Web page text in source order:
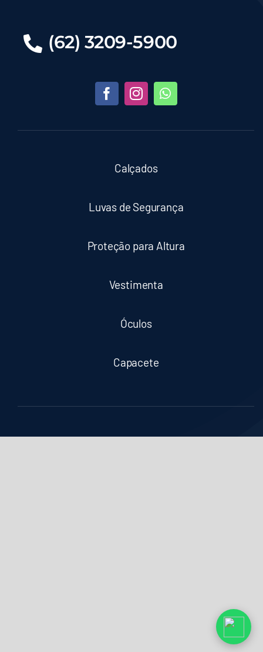
(62) 3209-5900
Calçados
Luvas de Segurança
Proteção para Altura
Vestimenta
Óculos
Capacete